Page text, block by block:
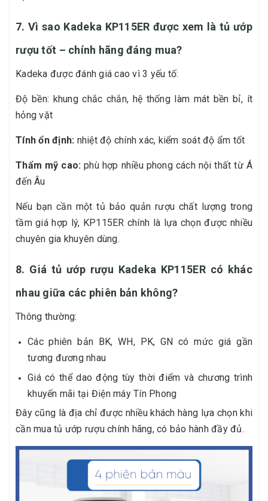
7. Vì sao Kadeka KP115ER được xem là tủ ướp
rượu tốt – chính hãng đáng mua?
Kadeka được đánh giá cao vì 3 yếu tố:
Độ bền: khung chắc chắn, hệ thống làm mát bền bỉ, ít
hỏng vặt
Tính ổn định: nhiệt độ chính xác, kiểm soát độ ẩm tốt
Thẩm mỹ cao:phù hợp nhiều phong cách nội thất từ Á
đến Âu
Nếu bạn cần một tủ bảo quản rượu chất lượng trong
tầm giá hợp lý, KP115ER chính là lựa chọn được nhiều
chuyên gia khuyên dùng.
8. Giá tủ ướp rượu Kadeka KP115ER có khác
nhau giữa các phiên bản không?
Thông thường:
Các phiên bản BK, WH, PK, GN có mức giá gần
tương đương nhau
Giá có thể dao động tùy thời điểm và chương trình
khuyến mãi tại Điện máy Tín Phong
Đây cũng là địa chỉ được nhiều khách hàng lựa chọn khi
cần mua tủ ướp rượu chính hãng, có bảo hành đầy đủ.